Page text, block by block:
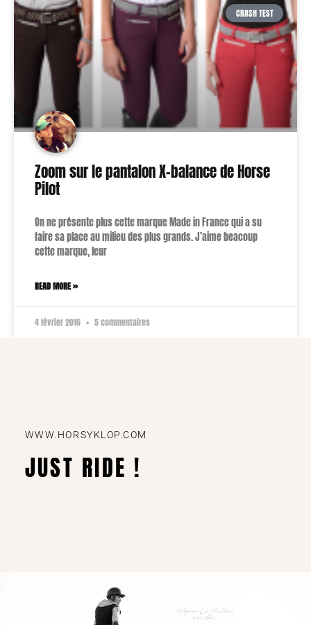
CRASH TEST
Zoom sur le pantalon X-balance de Horse
Pilot
On ne présente plus cette marque Made in France qui a su
faire sa place au milieu des plus grands. J’aime beacoup
cette marque, leur
READ MORE »
4 février 2016 5 commentaires
WWW.HORSYKLOP.COM
JUST RIDE !